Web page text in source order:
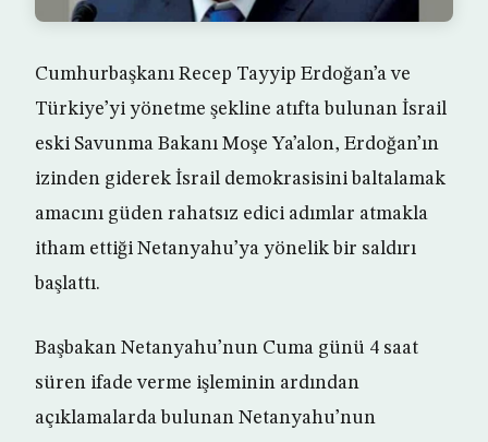
Cumhurbaşkanı Recep Tayyip Erdoğan’a ve
Türkiye’yi yönetme şekline atıfta bulunan İsrail
eski Savunma Bakanı Moşe Ya’alon, Erdoğan’ın
izinden giderek İsrail demokrasisini baltalamak
amacını güden rahatsız edici adımlar atmakla
itham ettiği Netanyahu’ya yönelik bir saldırı
başlattı.
Başbakan Netanyahu’nun Cuma günü 4 saat
süren ifade verme işleminin ardından
açıklamalarda bulunan Netanyahu’nun